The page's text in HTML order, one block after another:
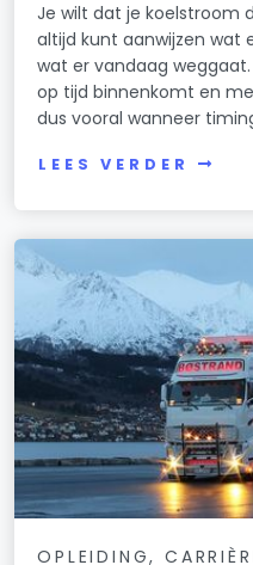
Je wilt dat je koelstroom
altijd kunt aanwijzen wat
wat er vandaag
op tijd binnenkomt en
dus vooral wanneer
LEES VERDER
OPLEIDING,